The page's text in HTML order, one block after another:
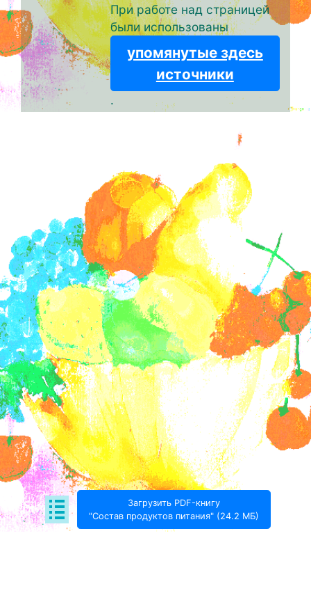
При работе над страницей
были использованы
упомянутые здесь
источники
.
Загрузить PDF-книгу
"Состав продуктов питания" (24.2 МБ)